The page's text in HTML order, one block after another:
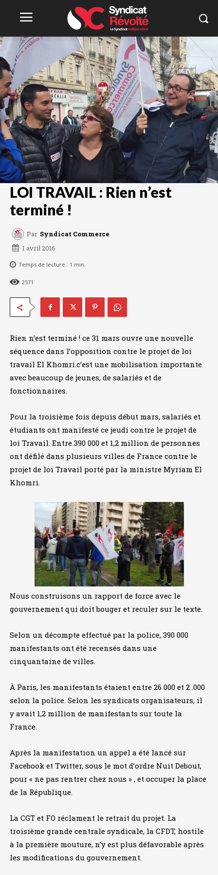
LOI TRAVAIL : Rien n’est
terminé !
Par Syndicat Commerce
1 avril 2016
Temps de lecture : 1 min.
2571
Rien n’est terminé ! ce 31 mars ouvre une nouvelle
séquence dans l’opposition contre le projet de loi
travail El Khomri.c’est une mobilisation importante
avec beaucoup de jeunes, de salariés et de
fonctionnaires.
Pour la troisième fois depuis début mars, salariés et
étudiants ont manifesté ce jeudi contre le projet de
loi Travail. Entre 390 000 et 1,2 million de personnes
ont défilé dans plusieurs villes de France contre le
projet de loi Travail porté par la ministre Myriam El
Khomri.
Nous construisons un rapport de force avec le
gouvernement qui doit bouger et reculer sur le texte.
Selon un décompte effectué par la police, 390 000
manifestants ont été recensés dans une
cinquantaine de villes.
À Paris, les manifestants étaient entre 26 000 et 2 .000
selon la police. Selon les syndicats organisateurs, il
y avait 1,2 million de manifestants sur toute la
France.
Après la manifestation un appel a été lancé sur
Facebook et Twitter, sous le mot d’ordre Nuit Debout,
pour « ne pas rentrer chez nous » , et occuper la place
de la République.
La CGT et FO réclament le retrait du projet. La
troisième grande centrale syndicale, la CFDT, hostile
à la première mouture, n’y est plus défavorable après
les modifications du gouvernement.